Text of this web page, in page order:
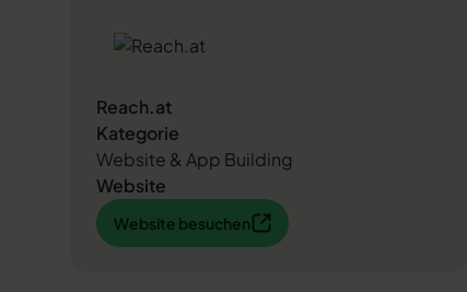
Reach.at
Kategorie
Website & App Building
Website
Website besuchen
Website besuchen